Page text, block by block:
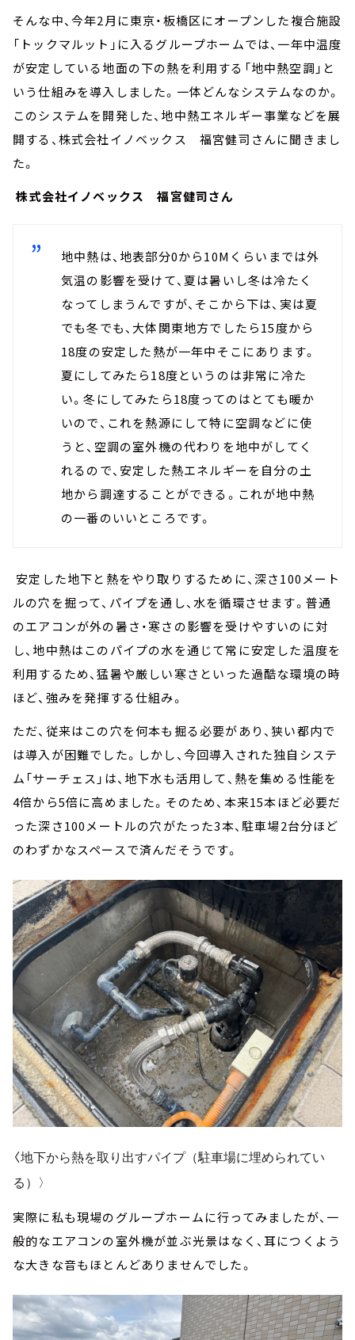
そんな中、今年2月に東京・板橋区にオープンした複合施設
「トックマルット」に入るグループホームでは、一年中温度
が安定している地面の下の熱を利用する「地中熱空調」と
いう仕組みを導入しました。一体どんなシステムなのか。
このシステムを開発した、地中熱エネルギー事業などを展
開する、株式会社イノベックス 福宮健司さんに聞きまし
た。
株式会社イノベックス 福宮健司さん
地中熱は、地表部分0から10Mくらいまでは外
気温の影響を受けて、夏は暑いし冬は冷たく
なってしまうんですが、そこから下は、実は夏
でも冬でも、大体関東地方でしたら15度から
18度の安定した熱が一年中そこにあります。
夏にしてみたら18度というのは非常に冷た
い。冬にしてみたら18度ってのはとても暖か
いので、これを熱源にして特に空調などに使
うと、空調の室外機の代わりを地中がしてく
れるので、安定した熱エネルギーを自分の土
地から調達することができる。これが地中熱
の一番のいいところです。
安定した地下と熱をやり取りするために、深さ100メート
ルの穴を掘って、パイプを通し、水を循環させます。普通
のエアコンが外の暑さ・寒さの影響を受けやすいのに対
し、地中熱はこのパイプの水を通じて常に安定した温度を
利用するため、猛暑や厳しい寒さといった過酷な環境の時
ほど、強みを発揮する仕組み。
ただ、従来はこの穴を何本も掘る必要があり、狭い都内で
は導入が困難でした。しかし、今回導入された独自システ
ム「サーチェス」は、地下水も活用して、熱を集める性能を
4倍から5倍に高めました。そのため、本来15本ほど必要だ
った深さ100メートルの穴がたった3本、駐車場2台分ほど
のわずかなスペースで済んだそうです。
〈地下から熱を取り出すパイプ（駐車場に埋められてい
る）〉
実際に私も現場のグループホームに行ってみましたが、一
般的なエアコンの室外機が並ぶ光景はなく、耳につくよう
な大きな音もほとんどありませんでした。